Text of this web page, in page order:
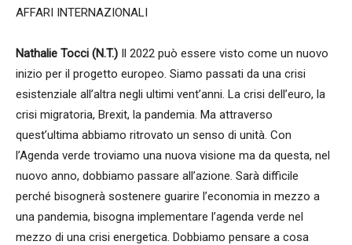
AFFARI INTERNAZIONALI
Nathalie Tocci (N.T.) Il 2022 può essere visto come un nuovo
inizio per il progetto europeo. Siamo passati da una crisi
esistenziale all’altra negli ultimi vent’anni. La crisi dell’euro, la
crisi migratoria, Brexit, la pandemia. Ma attraverso
quest’ultima abbiamo ritrovato un senso di unità. Con
l’Agenda verde troviamo una nuova visione ma da questa, nel
nuovo anno, dobbiamo passare all’azione. Sarà difficile
perché bisognerà sostenere guarire l’economia in mezzo a
una pandemia, bisogna implementare l’agenda verde nel
mezzo di una crisi energetica. Dobbiamo pensare a cosa